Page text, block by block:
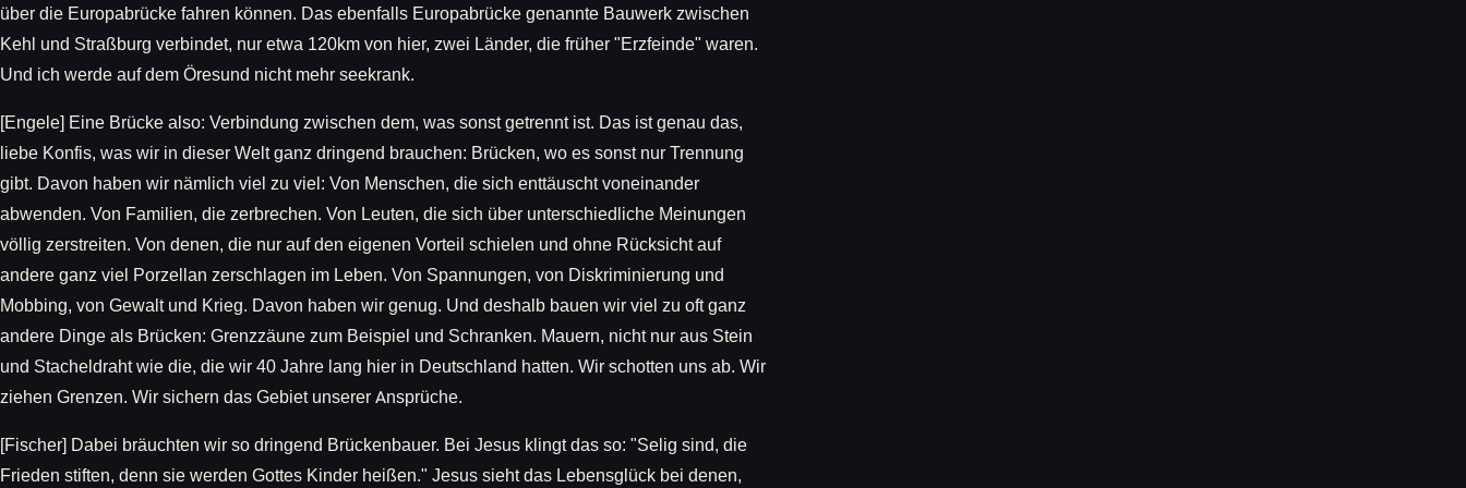
über die Europabrücke fahren können. Das ebenfalls Europabrücke genannte Bauwerk zwischen
Kehl und Straßburg verbindet, nur etwa 120km von hier, zwei Länder, die früher "Erzfeinde" waren.
Und ich werde auf dem Öresund nicht mehr seekrank.
[Engele] Eine Brücke also: Verbindung zwischen dem, was sonst getrennt ist. Das ist genau das,
liebe Konfis, was wir in dieser Welt ganz dringend brauchen: Brücken, wo es sonst nur Trennung
gibt. Davon haben wir nämlich viel zu viel: Von Menschen, die sich enttäuscht voneinander
abwenden. Von Familien, die zerbrechen. Von Leuten, die sich über unterschiedliche Meinungen
völlig zerstreiten. Von denen, die nur auf den eigenen Vorteil schielen und ohne Rücksicht auf
andere ganz viel Porzellan zerschlagen im Leben. Von Spannungen, von Diskriminierung und
Mobbing, von Gewalt und Krieg. Davon haben wir genug. Und deshalb bauen wir viel zu oft ganz
andere Dinge als Brücken: Grenzzäune zum Beispiel und Schranken. Mauern, nicht nur aus Stein
und Stacheldraht wie die, die wir 40 Jahre lang hier in Deutschland hatten. Wir schotten uns ab. Wir
ziehen Grenzen. Wir sichern das Gebiet unserer Ansprüche.
[Fischer] Dabei bräuchten wir so dringend Brückenbauer. Bei Jesus klingt das so: "Selig sind, die
Frieden stiften, denn sie werden Gottes Kinder heißen." Jesus sieht das Lebensglück bei denen,